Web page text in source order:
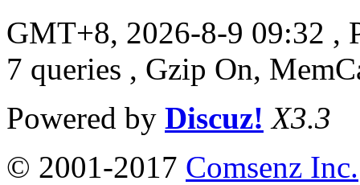
GMT+8, 2026-8-9 09:32 ,
7 queries , Gzip On,
Powered by Discuz! X3.3
© 2001-2017 Comsenz Inc.